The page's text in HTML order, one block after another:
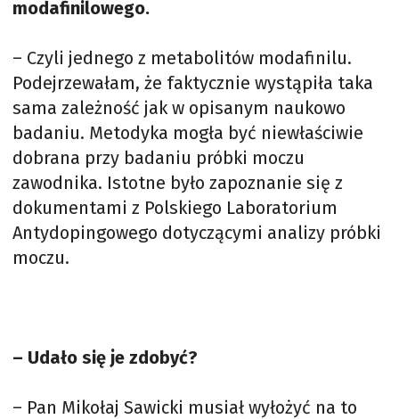
modafinilowego.
– Czyli jednego z metabolitów modafinilu.
Podejrzewałam, że faktycznie wystąpiła taka
sama zależność jak w opisanym naukowo
badaniu. Metodyka mogła być niewłaściwie
dobrana przy badaniu próbki moczu
zawodnika. Istotne było zapoznanie się z
dokumentami z Polskiego Laboratorium
Antydopingowego dotyczącymi analizy próbki
moczu.
– Udało się je zdobyć?
– Pan Mikołaj Sawicki musiał wyłożyć na to